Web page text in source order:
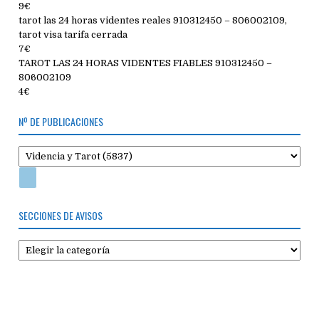
9€
tarot las 24 horas videntes reales 910312450 – 806002109,
tarot visa tarifa cerrada
7€
TAROT LAS 24 HORAS VIDENTES FIABLES 910312450 –
806002109
4€
Nº DE PUBLICACIONES
SECCIONES DE AVISOS
Secciones
de